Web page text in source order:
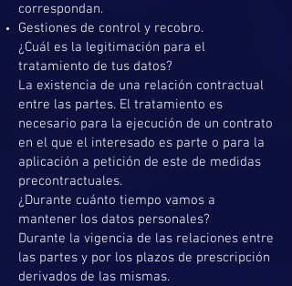
correspondan.
Gestiones de control y recobro.
¿Cuál es la legitimación para el
tratamiento de tus datos?
La existencia de una relación contractual
entre las partes. El tratamiento es
necesario para la ejecución de un contrato
en el que el interesado es parte o para la
aplicación a petición de este de medidas
precontractuales.
¿Durante cuánto tiempo vamos a
mantener los datos personales?
Durante la vigencia de las relaciones entre
las partes y por los plazos de prescripción
derivados de las mismas.